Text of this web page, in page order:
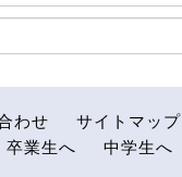
わせ
サイトマップ
卒業生へ 中学生へ